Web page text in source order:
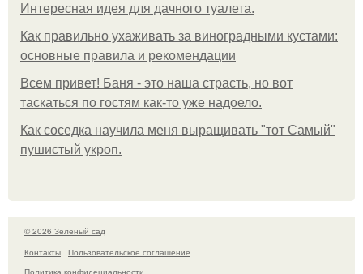
Интересная идея для дачного туалета.
Как правильно ухаживать за виноградными кустами:
основные правила и рекомендации
Всем привет! Баня - это наша страсть, но вот
таскаться по гостям как-то уже надоело.
Как соседка научила меня выращивать "тот Самый"
пушистый укроп.
© 2026 Зелёный сад
Контакты
Пользовательское соглашение